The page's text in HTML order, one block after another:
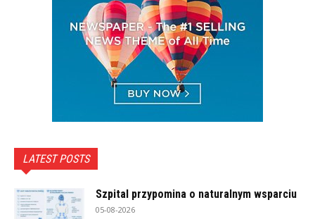
LATEST POSTS
Szpital przypomina o naturalnym wsparciu
05-08-2026